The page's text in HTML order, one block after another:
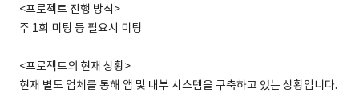
<프로젝트 진행 방식>
주 1회 미팅 등 필요시 미팅
<프로젝트의 현재 상황>
현재 별도 업체를 통해 앱 및 내부 시스템을 구축하고 있는 상황입니다.